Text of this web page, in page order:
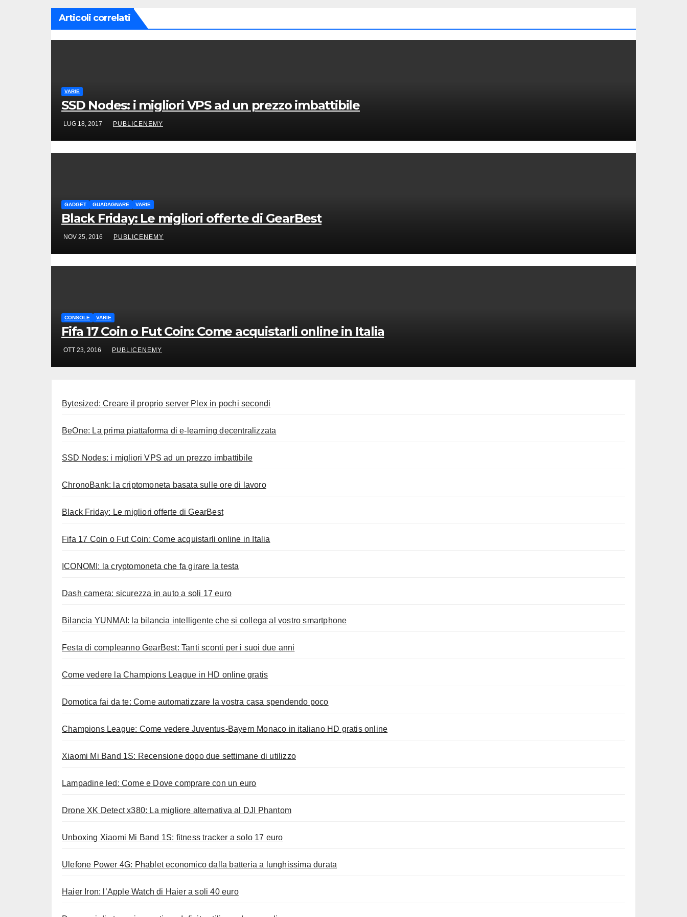
Articoli correlati
VARIE
SSD Nodes: i migliori VPS ad un prezzo imbattibile
LUG 18, 2017 PUBLICENEMY
GADGET GUADAGNARE VARIE
Black Friday: Le migliori offerte di GearBest
NOV 25, 2016 PUBLICENEMY
CONSOLE VARIE
Fifa 17 Coin o Fut Coin: Come acquistarli online in Italia
OTT 23, 2016 PUBLICENEMY
Bytesized: Creare il proprio server Plex in pochi secondi
BeOne: La prima piattaforma di e-learning decentralizzata
SSD Nodes: i migliori VPS ad un prezzo imbattibile
ChronoBank: la criptomoneta basata sulle ore di lavoro
Black Friday: Le migliori offerte di GearBest
Fifa 17 Coin o Fut Coin: Come acquistarli online in Italia
ICONOMI: la cryptomoneta che fa girare la testa
Dash camera: sicurezza in auto a soli 17 euro
Bilancia YUNMAI: la bilancia intelligente che si collega al vostro smartphone
Festa di compleanno GearBest: Tanti sconti per i suoi due anni
Come vedere la Champions League in HD online gratis
Domotica fai da te: Come automatizzare la vostra casa spendendo poco
Champions League: Come vedere Juventus-Bayern Monaco in italiano HD gratis online
Xiaomi Mi Band 1S: Recensione dopo due settimane di utilizzo
Lampadine led: Come e Dove comprare con un euro
Drone XK Detect x380: La migliore alternativa al DJI Phantom
Unboxing Xiaomi Mi Band 1S: fitness tracker a solo 17 euro
Ulefone Power 4G: Phablet economico dalla batteria a lunghissima durata
Haier Iron: l’Apple Watch di Haier a soli 40 euro